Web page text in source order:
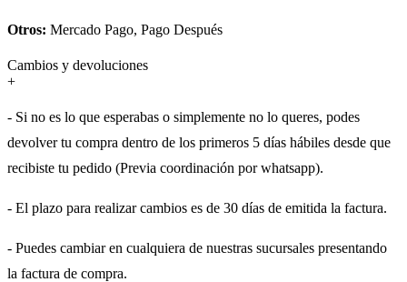
Otros: Mercado Pago, Pago Después
Cambios y devoluciones
+
- Si no es lo que esperabas o simplemente no lo queres, podes
devolver tu compra dentro de los primeros 5 días hábiles desde que
recibiste tu pedido (Previa coordinación por whatsapp).
- El plazo para realizar cambios es de 30 días de emitida la factura.
- Puedes cambiar en cualquiera de nuestras sucursales presentando
la factura de compra.